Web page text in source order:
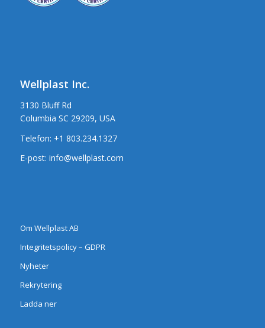
Wellplast Inc.
3130 Bluff Rd
Columbia SC 29209, USA
Telefon: +1 803.234.1327
E-post: info@wellplast.com
Om Wellplast AB
Integritetspolicy – GDPR
Nyheter
Rekrytering
Ladda ner